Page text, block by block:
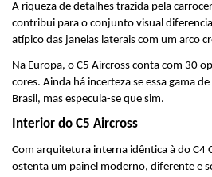
A riqueza de detalhes trazida pela
contribui para o conjunto visual
atípico das janelas laterais com um arco
Na Europa, o C5 Aircross conta com 30
cores. Ainda há incerteza se essa gama
Brasil, mas especula-se que sim.
Interior do C5 Aircross
Com arquitetura interna idêntica à do C4
ostenta um painel moderno, diferente e